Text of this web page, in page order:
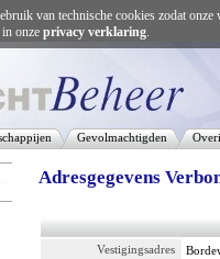
Gevolmachtigden
Adresgegevens
Vestigingsadres
van technische cookies zodat
onze privacy verklaring.